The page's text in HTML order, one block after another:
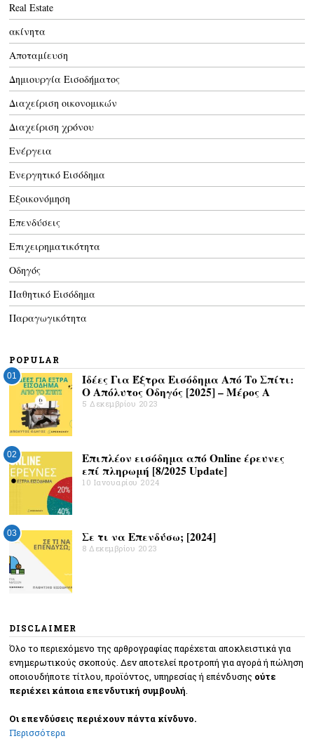
Real Estate
ακίνητα
Αποταμίευση
Δημιουργία Εισοδήματος
Διαχείριση οικονομικών
Διαχείριση χρόνου
Ενέργεια
Ενεργητικό Εισόδημα
Εξοικονόμηση
Επενδύσεις
Επιχειρηματικότητα
Οδηγός
Παθητικό Εισόδημα
Παραγωγικότητα
POPULAR
01
Ιδέες Για Έξτρα Εισόδημα Από Το Σπίτι:
Ο Απόλυτος Οδηγός [2025] – Μέρος Α
5 Δεκεμβρίου 2023
02
Επιπλέον εισόδημα από Online έρευνες
επί πληρωμή [8/2025 Update]
10 Ιανουαρίου 2024
03 Σε τι να Επενδύσω; [2024]
8 Δεκεμβρίου 2023
DISCLAIMER
Όλο το περιεχόμενο της αρθρογραφίας παρέχεται αποκλειστικά για
ενημερωτικούς σκοπούς. Δεν αποτελεί προτροπή για αγορά ή πώληση
οποιουδήποτε τίτλου, προϊόντος, υπηρεσίας ή επένδυσης ούτε
περιέχει κάποια επενδυτική συμβουλή.
Οι επενδύσεις περιέχουν πάντα κίνδυνο.
Περισσότερα